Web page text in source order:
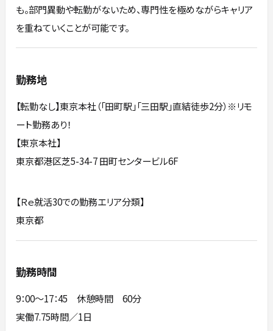
も。部門異動や転勤がないため、専門性を極めながらキャリア
を重ねていくことが可能です。
勤務地
【転勤なし】東京本社（「田町駅」「三田駅」直結徒歩2分）※リモ
ート勤務あり！
【東京本社】
東京都港区芝5-34-7 田町センタービル6F
【Ｒｅ就活30での勤務エリア分類】
東京都
勤務時間
9：00～17：45 休憩時間 60分
実働7.75時間／1日